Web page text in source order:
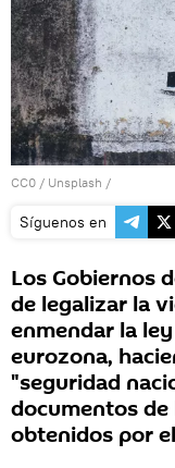
CC0 / Unsplash /
Síguenos en
Los Gobiernos
de legalizar la
enmendar la
eurozona,
"seguridad
documentos de
obtenidos por